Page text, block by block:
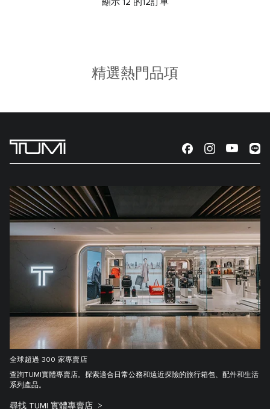
顯示 12 的12訂單
精選熱門品項
全球超過 300 家專賣店
查詢TUMI實體專賣店。探索適合日常公務和遠近探險的旅行箱包、配件和生活
系列產品。
尋找 TUMI 實體專賣店